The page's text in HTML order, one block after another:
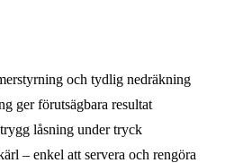
och tydlig nedräkning
ger förutsägbara resultat
låsning under tryck
– enkel att servera och rengöra